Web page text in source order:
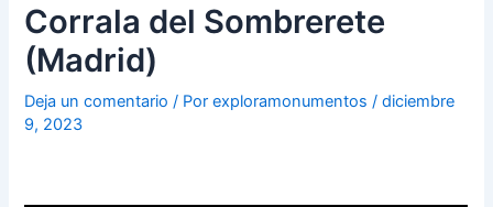
Corrala del Sombrerete
(Madrid)
Deja un comentario / Porexploramonumentos /diciembre
9, 2023